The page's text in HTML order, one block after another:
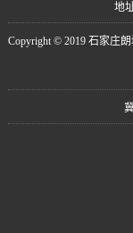
地
Copyright © 2019 石家庄